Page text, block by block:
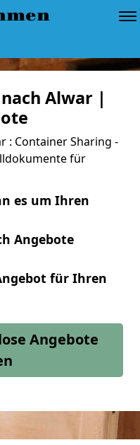
Alwar |
: Container Sharing -
für
es um Ihren
Angebote
für Ihren
Angebote